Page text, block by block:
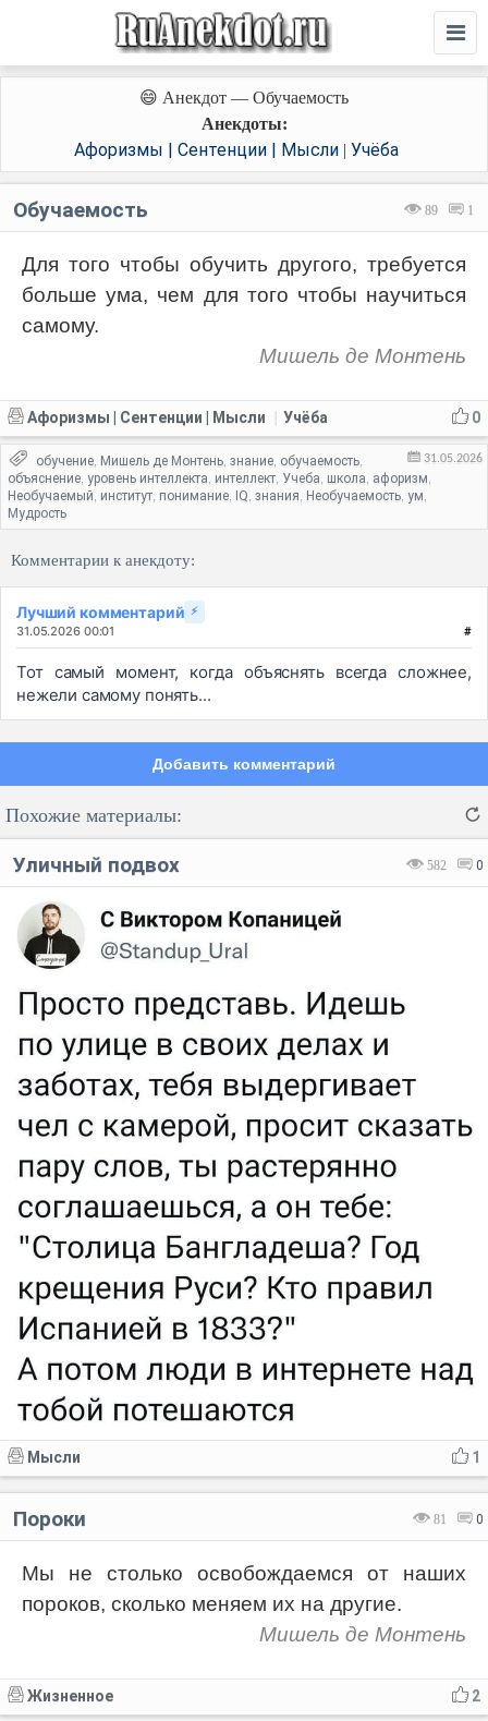
😄 Анекдот — Обучаемость
Анекдоты:
Афоризмы | Сентенции | Мысли| Учёба
89 1
Обучаемость
Для того чтобы обучить другого, требуется
больше ума, чем для того чтобы научиться
самому.
Мишель де Монтень
0
Афоризмы | Сентенции | Мысли Учёба
31.05.2026
обучение, Мишель де Монтень, знание, обучаемость,
объяснение, уровень интеллекта, интеллект, Учеба, школа, афоризм,
Необучаемый, институт, понимание, IQ, знания, Необучаемость, ум,
Мудрость
Комментарии к анекдоту:
Лучший комментарий ⚡
31.05.2026 00:01 #
Тот самый момент, когда объяснять всегда сложнее,
нежели самому понять...
Добавить комментарий
Код:
Похожие материалы:
582 0
Уличный подвох
1
Мысли
81 0
Пороки
Мы не столько освобождаемся от наших
пороков, сколько меняем их на другие.
Мишель де Монтень
2
Жизненное